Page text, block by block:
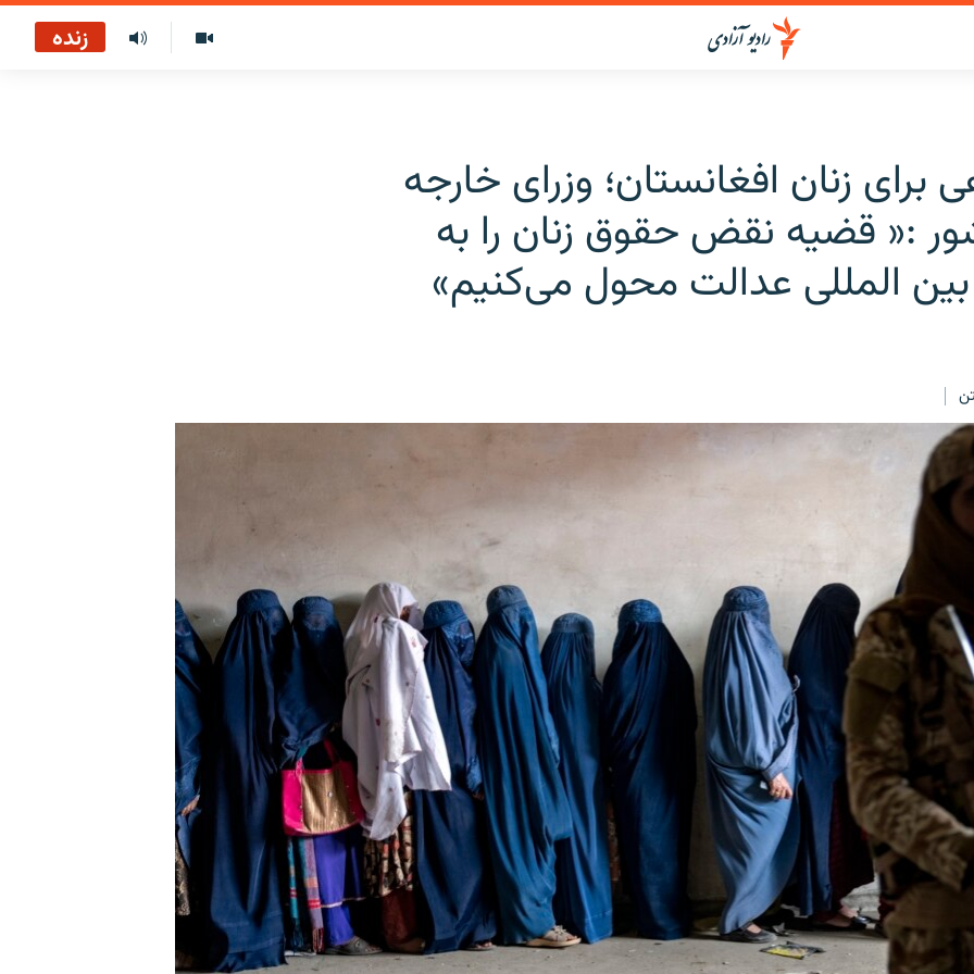
زنده
برای زنان افغانستان؛ وزرای خارجه
:« قضیه نقض حقوق زنان را به
المللی عدالت محول می‌کنیم»